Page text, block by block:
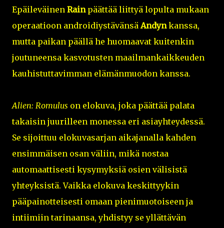
Epäileväinen Rainpäättää liittyä lopulta mukaan
operaatioon androidiystävänsäAndynkanssa,
mutta paikan päällä he huomaavat kuitenkin
joutuneensa kasvotusten maailmankaikkeuden
kauhistuttavimman elämänmuodon kanssa.
Alien: Romulus on elokuva, joka päättää palata
takaisin juurilleen monessa eri asiayhteydessä.
Se sijoittuu elokuvasarjan aikajanalla kahden
ensimmäisen osan väliin, mikä nostaa
automaattisesti kysymyksiä osien välisistä
yhteyksistä. Vaikka elokuva keskittyykin
pääpainotteisesti omaan pienimuotoiseen ja
intiimiin tarinaansa, yhdistyy se yllättävän